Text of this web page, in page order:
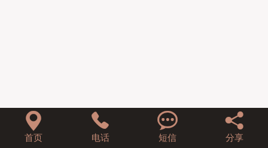

首页

电话

短信

分享